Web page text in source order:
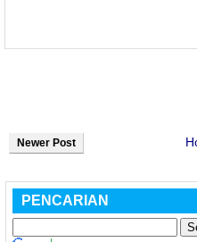
Newer Post
PENCARIAN